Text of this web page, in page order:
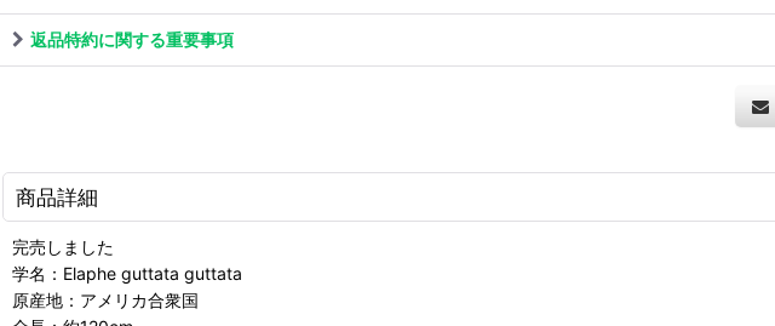
返品特約に関する重要事項
商品詳細
完売しました
学名：Elaphe guttata guttata
原産地：アメリカ合衆国